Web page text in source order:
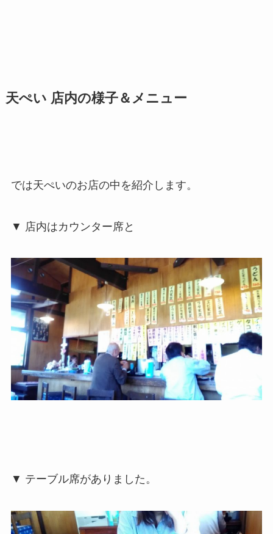
天ぺい 店内の様子＆メニュー
では天ぺいのお店の中を紹介します。
▼ 店内はカウンター席と
▼ テーブル席がありました。